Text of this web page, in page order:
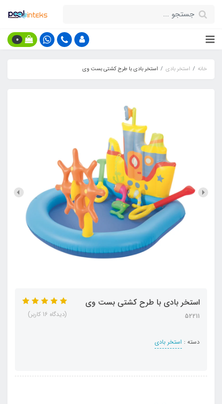
0
خانه استخر بادی استخر بادی با طرح کشتی بست وی
استخر بادی با طرح کشتی بست وی
52211
دسته : استخر بادی
(دیدگاه 16 کاربر)